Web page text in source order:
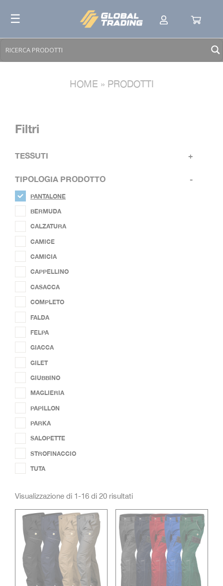
content
☰
HOME » PRODOTTI
TESSUTI
COLORI E VARIANTI
TIPOLOGIA PRODOTTO
PANTALONE
BERMUDA
CALZATURA
CAMICE
CAMICIA
CAPPELLINO
CASACCA
COMPLETO
FALDA
FELPA
GIACCA
GILET
GIUBBINO
MAGLIERIA
PAPILLON
SALOPETTE
STROFINACCIO
TUTA
Filtri
TESSUTI +
TIPOLOGIA PRODOTTO -
PANTALONE
BERMUDA
CALZATURA
CAMICE
CAMICIA
CAPPELLINO
CASACCA
COMPLETO
FALDA
FELPA
GIACCA
GILET
GIUBBINO
MAGLIERIA
PAPILLON
PARKA
SALOPETTE
STROFINACCIO
TUTA
Visualizzazione di 1-16 di 20 risultati